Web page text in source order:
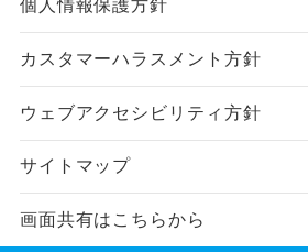
個人情報保護方針
カスタマーハラスメント方針
ウェブアクセシビリティ方針
サイトマップ
画面共有はこちらから